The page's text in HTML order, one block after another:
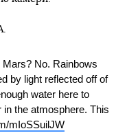
No. Rainbows
by light reflected off of
water here to
in the atmosphere. This
mIoSSuilJW